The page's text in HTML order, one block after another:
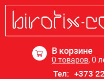
В корзине
0 товаров, 0
Тел: +373